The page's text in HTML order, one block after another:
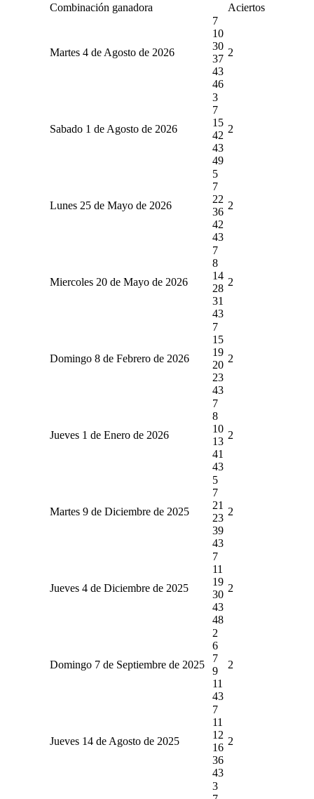
Combinación ganadora Aciertos
Martes 4 de Agosto de 2026
7
10
30
37
43
46
2
Sabado 1 de Agosto de 2026
3
7
15
42
43
49
2
Lunes 25 de Mayo de 2026
5
7
22
36
42
43
2
Miercoles 20 de Mayo de 2026
7
8
14
28
31
43
2
Domingo 8 de Febrero de 2026
7
15
19
20
23
43
2
Jueves 1 de Enero de 2026
7
8
10
13
41
43
2
Martes 9 de Diciembre de 2025
5
7
21
23
39
43
2
Jueves 4 de Diciembre de 2025
7
11
19
30
43
48
2
Domingo 7 de Septiembre de 2025
2
6
7
9
11
43
2
Jueves 14 de Agosto de 2025
7
11
12
16
36
43
2
3